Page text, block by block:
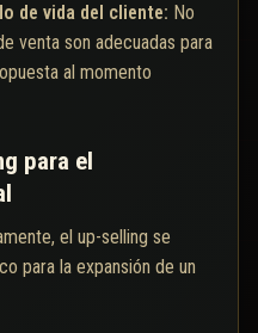
de vida del cliente: No
venta son adecuadas para
al momento
para el
el up-selling se
para la expansión de un